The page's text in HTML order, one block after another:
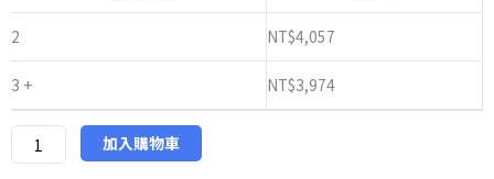
2 NT$4,057
3 + NT$3,974
代
亞
瑪
遜
定
加入購物車